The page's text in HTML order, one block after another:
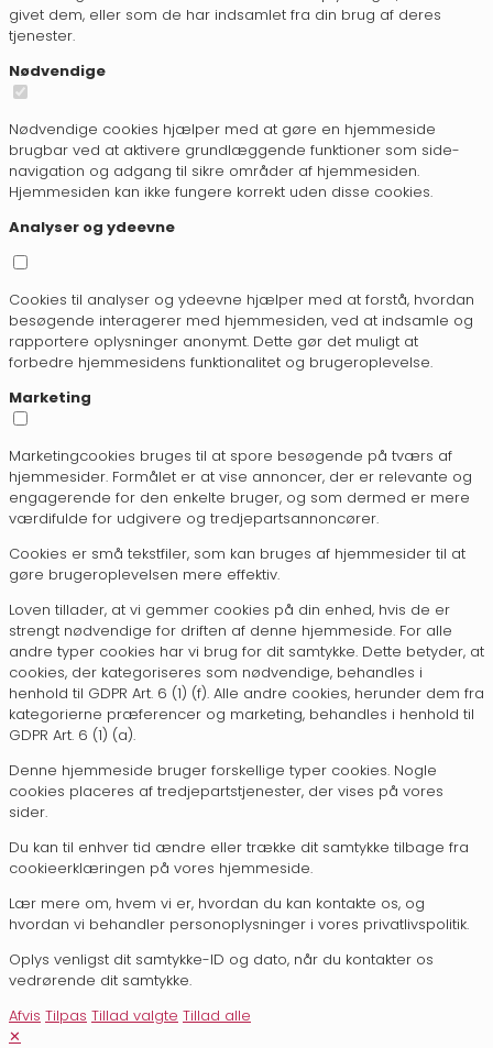
givet dem, eller som de har indsamlet fra din brug af deres
tjenester.
Nødvendige
Nødvendige cookies hjælper med at gøre en hjemmeside
brugbar ved at aktivere grundlæggende funktioner som side-
navigation og adgang til sikre områder af hjemmesiden.
Hjemmesiden kan ikke fungere korrekt uden disse cookies.
Analyser og ydeevne
Cookies til analyser og ydeevne hjælper med at forstå, hvordan
besøgende interagerer med hjemmesiden, ved at indsamle og
rapportere oplysninger anonymt. Dette gør det muligt at
forbedre hjemmesidens funktionalitet og brugeroplevelse.
Marketing
Marketingcookies bruges til at spore besøgende på tværs af
hjemmesider. Formålet er at vise annoncer, der er relevante og
engagerende for den enkelte bruger, og som dermed er mere
værdifulde for udgivere og tredjepartsannoncører.
Cookies er små tekstfiler, som kan bruges af hjemmesider til at
gøre brugeroplevelsen mere effektiv.
Loven tillader, at vi gemmer cookies på din enhed, hvis de er
strengt nødvendige for driften af denne hjemmeside. For alle
andre typer cookies har vi brug for dit samtykke. Dette betyder, at
cookies, der kategoriseres som nødvendige, behandles i
henhold til GDPR Art. 6 (1) (f). Alle andre cookies, herunder dem fra
kategorierne præferencer og marketing, behandles i henhold til
GDPR Art. 6 (1) (a).
Denne hjemmeside bruger forskellige typer cookies. Nogle
cookies placeres af tredjepartstjenester, der vises på vores
sider.
Du kan til enhver tid ændre eller trække dit samtykke tilbage fra
cookieerklæringen på vores hjemmeside.
Lær mere om, hvem vi er, hvordan du kan kontakte os, og
hvordan vi behandler personoplysninger i vores privatlivspolitik.
Oplys venligst dit samtykke-ID og dato, når du kontakter os
vedrørende dit samtykke.
Afvis Tilpas Tillad valgte Tillad alle
✕